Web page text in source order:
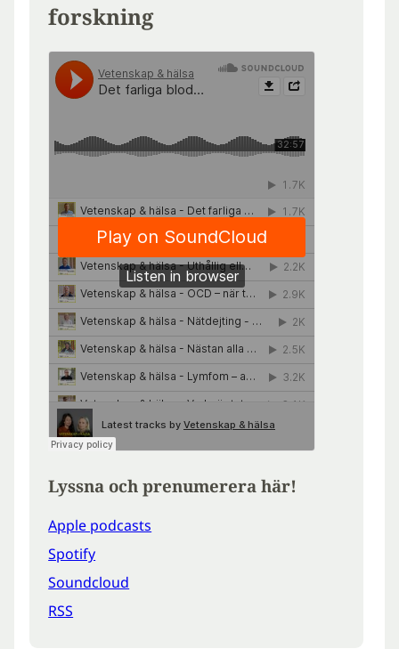
forskning
Lyssna och prenumerera här!
Apple podcasts
Spotify
Soundcloud
RSS